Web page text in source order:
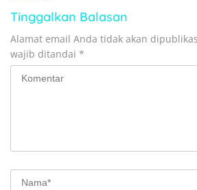
Tinggalkan Balasan
Alamat email Anda tidak akan
wajib ditandai *